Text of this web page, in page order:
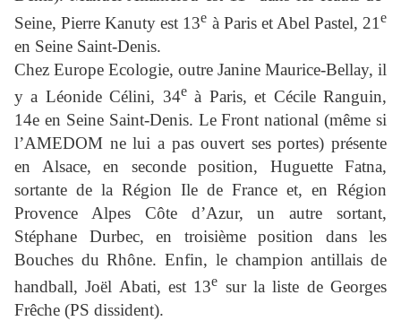
Seine, Pierre Kanuty est 13e à Paris et Abel Pastel, 21e
en Seine Saint-Denis.
Chez Europe Ecologie, outre Janine Maurice-Bellay, il
y a Léonide Célini, 34eà Paris, et Cécile Ranguin,
14e en Seine Saint-Denis. Le Front national (même si
l’AMEDOM ne lui a pas ouvert ses portes) présente
en Alsace, en seconde position, Huguette Fatna,
sortante de la Région Ile de France et, en Région
Provence Alpes Côte d’Azur, un autre sortant,
Stéphane Durbec, en troisième position dans les
Bouches du Rhône. Enfin, le champion antillais de
handball, Joël Abati, est 13e sur la liste de Georges
Frêche (PS dissident).